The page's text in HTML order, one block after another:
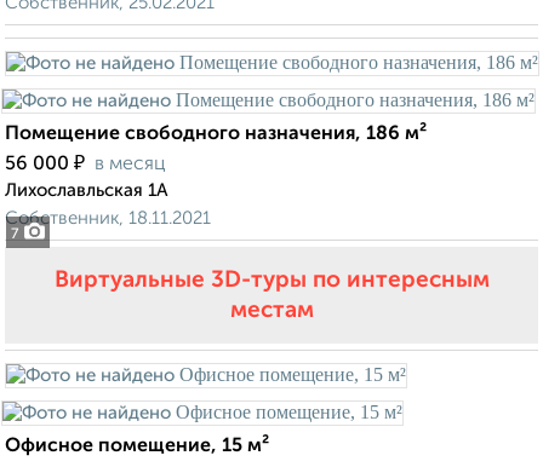
7
Помещение свободного назначения, 186 м²
56 000 ₽ в месяц
Лихославльская 1А
Собственник, 18.11.2021
Виртуальные 3D-туры по интересным
местам
Офисное помещение, 15 м²